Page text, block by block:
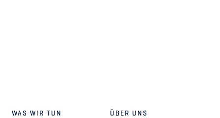
WAS WIR TUN ÜBER UNS